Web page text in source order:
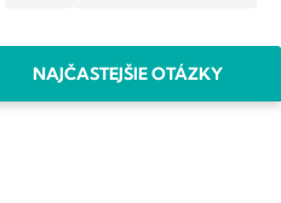
NAJČASTEJŠIE OTÁZKY